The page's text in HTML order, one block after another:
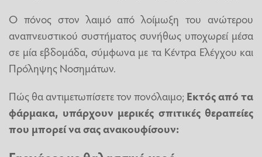
Ο πόνος στον λαιμό από λοίμωξη του ανώτερου
αναπνευστικού συστήματος συνήθως υποχωρεί μέσα
σε μία εβδομάδα, σύμφωνα με τα Κέντρα Ελέγχου και
Πρόληψης Νοσημάτων.
Πώς θα αντιμετωπίσετε τον πονόλαιμο; Εκτός από τα
φάρμακα, υπάρχουν μερικές σπιτικές θεραπείες
που μπορεί να σας ανακουφίσουν: